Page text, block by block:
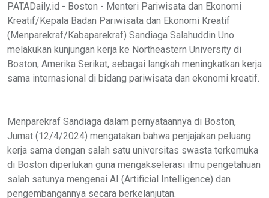
PATADaily.id - Boston - Menteri Pariwisata dan Ekonomi
Kreatif/Kepala Badan Pariwisata dan Ekonomi Kreatif
(Menparekraf/Kabaparekraf) Sandiaga Salahuddin Uno
melakukan kunjungan kerja ke Northeastern University di
Boston, Amerika Serikat, sebagai langkah meningkatkan kerja
sama internasional di bidang pariwisata dan ekonomi kreatif.
Menparekraf Sandiaga dalam pernyataannya di Boston,
Jumat (12/4/2024) mengatakan bahwa penjajakan peluang
kerja sama dengan salah satu universitas swasta terkemuka
di Boston diperlukan guna mengakselerasi ilmu pengetahuan
salah satunya mengenai AI (Artificial Intelligence) dan
pengembangannya secara berkelanjutan.